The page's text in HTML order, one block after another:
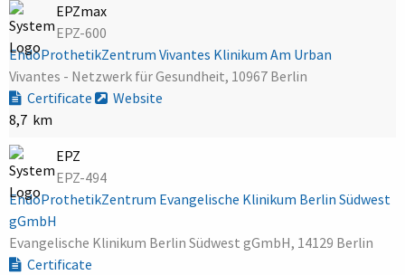
EPZmax
EPZ-600
EndoProthetikZentrum Vivantes Klinikum Am Urban
Vivantes - Netzwerk für Gesundheit, 10967 Berlin
Certificate
Website
8,7 km
EPZ
EPZ-494
EndoProthetikZentrum Evangelische Klinikum Berlin Südwest
gGmbH
Evangelische Klinikum Berlin Südwest gGmbH, 14129 Berlin
Certificate